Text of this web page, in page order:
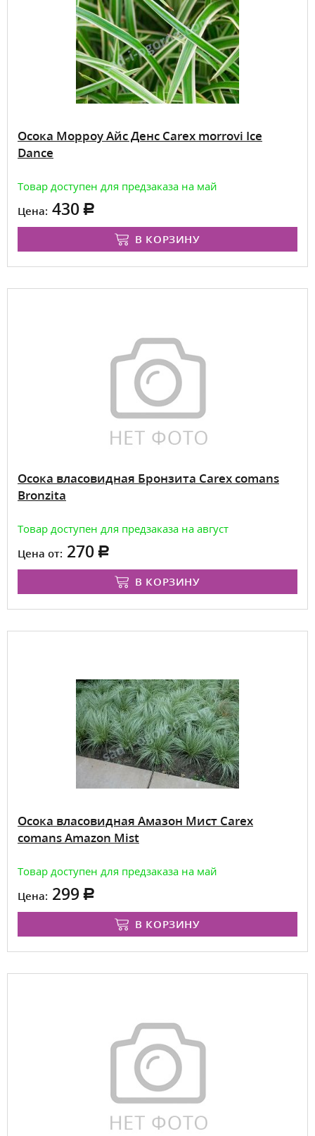
Осока Морроу Айс Денс Carex morrovi Ice
Dance
Товар доступен для предзаказа на май
Цена: 430
В КОРЗИНУ
Осока власовидная Бронзита Carex comans
Bronzita
Товар доступен для предзаказа на август
Цена от: 270
В КОРЗИНУ
Осока власовидная Амазон Мист Carex
comans Amazon Mist
Товар доступен для предзаказа на май
Цена: 299
В КОРЗИНУ